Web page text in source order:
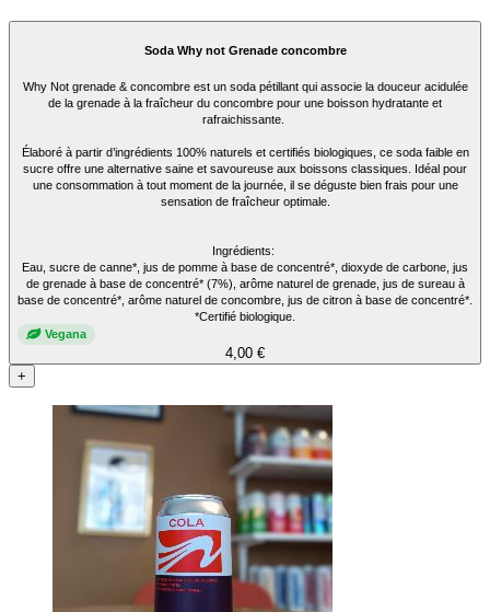
Soda Why not Grenade concombre
Why Not grenade & concombre est un soda pétillant qui associe la douceur acidulée
de la grenade à la fraîcheur du concombre pour une boisson hydratante et
rafraichissante.
Élaboré à partir d’ingrédients 100% naturels et certifiés biologiques, ce soda faible en
sucre offre une alternative saine et savoureuse aux boissons classiques. Idéal pour
une consommation à tout moment de la journée, il se déguste bien frais pour une
sensation de fraîcheur optimale.
Ingrédients:
Eau, sucre de canne*, jus de pomme à base de concentré*, dioxyde de carbone, jus
de grenade à base de concentré* (7%), arôme naturel de grenade, jus de sureau à
base de concentré*, arôme naturel de concombre, jus de citron à base de concentré*.
*Certifié biologique.
Vegana
4,00 €
+